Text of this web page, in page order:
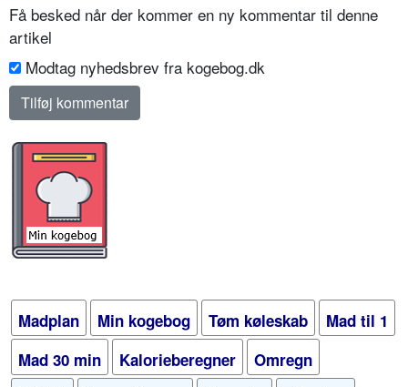
Få besked når der kommer en ny kommentar til denne
artikel
Modtag nyhedsbrev fra kogebog.dk
Madplan Min kogebog Tøm køleskab
Mad til 1
Mad 30 min
Kalorieberegner Omregn